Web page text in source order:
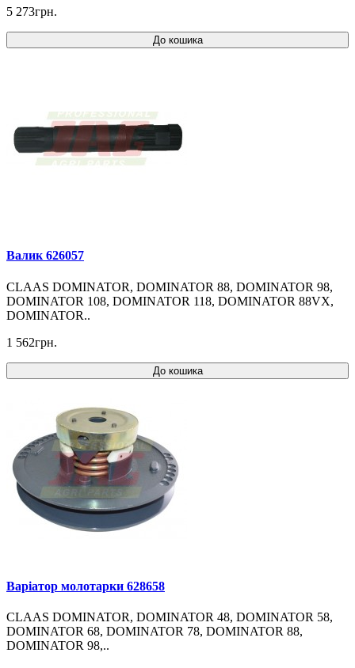
5 273грн.
До кошика
Валик 626057
CLAAS DOMINATOR, DOMINATOR 88, DOMINATOR 98,
DOMINATOR 108, DOMINATOR 118, DOMINATOR 88VX,
DOMINATOR..
1 562грн.
До кошика
Варіатор молотарки 628658
CLAAS DOMINATOR, DOMINATOR 48, DOMINATOR 58,
DOMINATOR 68, DOMINATOR 78, DOMINATOR 88,
DOMINATOR 98,..